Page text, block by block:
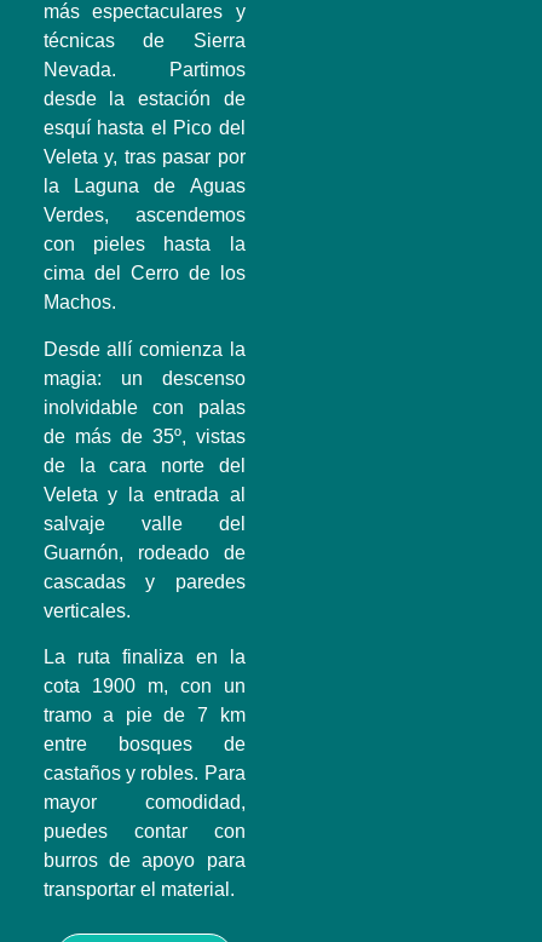
más espectaculares y
técnicas de Sierra
Nevada. Partimos
desde la estación de
esquí hasta el Pico del
Veleta y, tras pasar por
la
Laguna de Aguas
Verdes, ascendemos
con pieles hasta la
cima del Cerro de los
Machos.
Desde allí comienza la
magia: un descenso
inolvidable con palas
de más de 35º, vistas
de la cara norte del
Veleta y la entrada al
salvaje valle del
Guarnón, rodeado de
cascadas y paredes
verticales.
La ruta finaliza en la
cota 1900 m, con un
tramo a pie de 7 km
entre
bosques de
castaños y robles. Para
mayor comodidad,
puedes contar con
burros de apoyo para
transportar el material.